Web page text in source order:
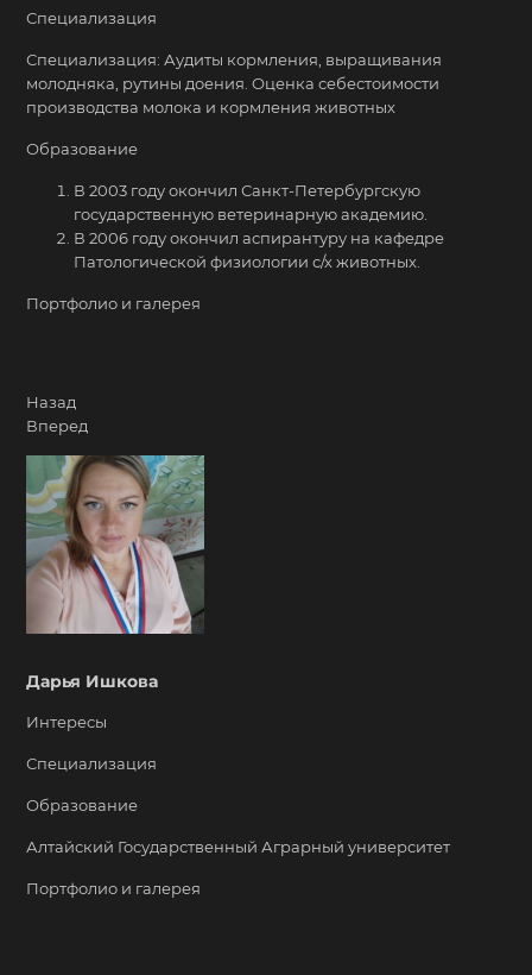
Специализация
Специализация: Аудиты кормления, выращивания
молодняка, рутины доения. Оценка себестоимости
производства молока и кормления животных
Образование
В 2003 году окончил Санкт-Петербургскую
государственную ветеринарную академию.
В 2006 году окончил аспирантуру на кафедре
Патологической физиологии с/х животных.
Портфолио и галерея
Назад
Вперед
Дарья Ишкова
Интересы
Специализация
Образование
Алтайский Государственный Аграрный университет
Портфолио и галерея